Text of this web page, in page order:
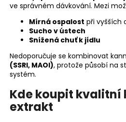
ve správném dávkování. Mezi
Mírná ospalost při vyšších
Sucho v ústech
Snížená chuť k jídlu
Nedoporučuje se kombinovat
(SSRI, MAOI), protože působí na
systém.
Kde koupit kvalitní
extrakt